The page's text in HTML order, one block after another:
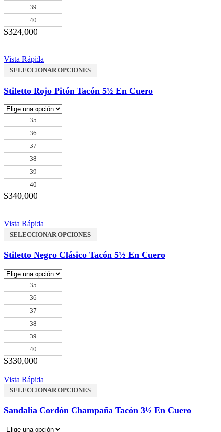
39
40
$324,000
Vista Rápida
SELECCIONAR OPCIONES
Stiletto Rojo Pitón Tacón 5½ En Cuero
35
36
37
38
39
40
$340,000
Vista Rápida
SELECCIONAR OPCIONES
Stiletto Negro Clásico Tacón 5½ En Cuero
35
36
37
38
39
40
$330,000
Vista Rápida
SELECCIONAR OPCIONES
Sandalia Cordón Champaña Tacón 3½ En Cuero